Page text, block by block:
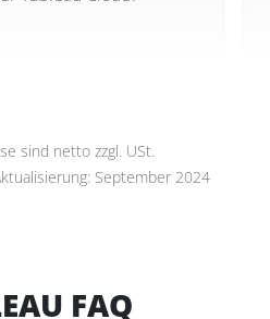
sind netto zzgl. USt.
September 2024
FAQ